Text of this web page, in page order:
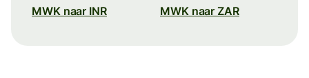
MWK naar INR MWK naar ZAR